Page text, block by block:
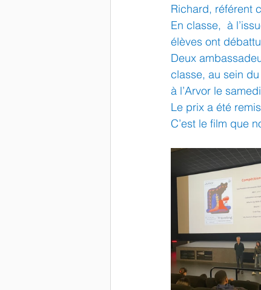
Richard, référent
En classe,  à
élèves ont
Deux
classe, au sein
à l’Arvor le
Le prix a été
C’est le film que